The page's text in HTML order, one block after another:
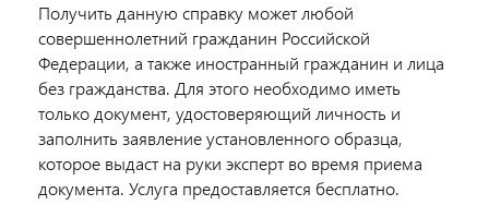
Получить данную справку может любой
совершеннолетний гражданин Российской
Федерации, а также иностранный гражданин и лица
без гражданства. Для этого необходимо иметь
только документ, удостоверяющий личность и
заполнить заявление установленного образца,
которое выдаст на руки эксперт во время приема
документа. Услуга предоставляется бесплатно.